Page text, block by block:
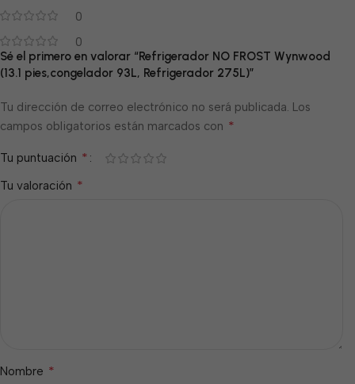
0
0
Sé el primero en valorar “Refrigerador NO FROST Wynwood
(13.1 pies,congelador 93L, Refrigerador 275L)”
Tu dirección de correo electrónico no será publicada. Los
campos obligatorios están marcados con *
Tu puntuación *
Tu valoración *
Nombre *